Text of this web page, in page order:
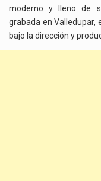
moderno y lleno de
grabada en Valledupar,
bajo la dirección y